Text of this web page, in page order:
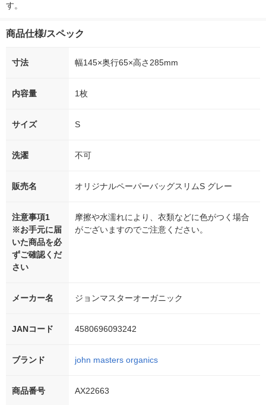
す。
商品仕様/スペック
寸法 幅145×奥行65×高さ285mm
内容量 1枚
サイズ S
洗濯 不可
販売名 オリジナルペーパーバッグスリムS グレー
注意事項1
※お手元に届
いた商品を必
ずご確認くだ
さい
摩擦や水濡れにより、衣類などに色がつく場合
がございますのでご注意ください。
メーカー名 ジョンマスターオーガニック
JANコード 4580696093242
ブランド john masters organics
商品番号 AX22663